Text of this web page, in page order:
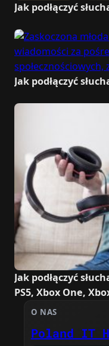
Jak podłączyć
Jak podłączyć
Jak podłączyć
PS5, Xbox One,
O NAS
Poland IT